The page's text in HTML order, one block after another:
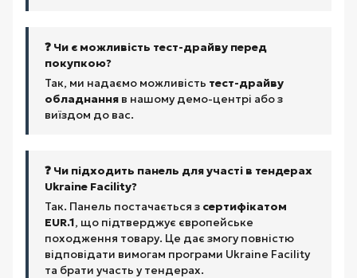
❓ Чи є можливість тест-драйву перед
покупкою?
Так, ми надаємо можливість тест-драйву
обладнання в нашому демо-центрі або з
виїздом до вас.
❓ Чи підходить панель для участі в тендерах
Ukraine Facility?
Так. Панель постачається з сертифікатом
EUR.1, що підтверджує європейське
походження товару. Це дає змогу повністю
відповідати вимогам програми Ukraine Facility
та брати участь у тендерах.